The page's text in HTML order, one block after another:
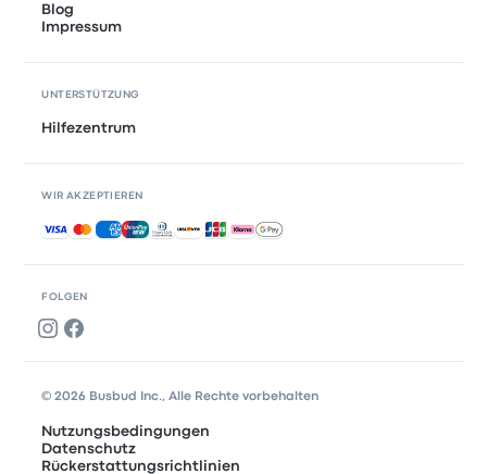
FOLGEN
Blog
Impressum
UNTERSTÜTZUNG
Hilfezentrum
WIR AKZEPTIEREN
Akzeptierte Zahlungsmethoden
© 2026 Busbud Inc., Alle Rechte vorbehalten
Nutzungsbedingungen
Datenschutz
Rückerstattungsrichtlinien